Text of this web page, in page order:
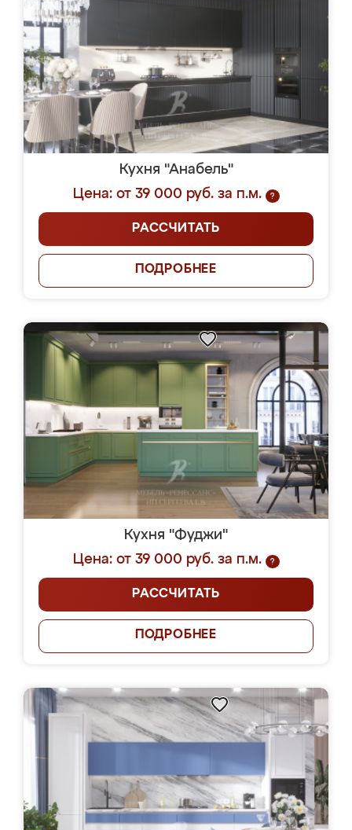
Кухня "Анабель"
Цена: от 39 000 руб. за п.м.
?
РАССЧИТАТЬ
ПОДРОБНЕЕ
Кухня "Фуджи"
Цена: от 39 000 руб. за п.м.
?
РАССЧИТАТЬ
ПОДРОБНЕЕ